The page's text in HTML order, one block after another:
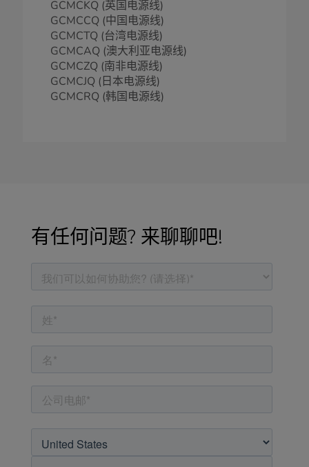
GCMCKQ (英国电源线)
GCMCCQ (中国电源线)
GCMCTQ (台湾电源线)
GCMCAQ (澳大利亚电源线)
GCMCZQ (南非电源线)
GCMCJQ (日本电源线)
GCMCRQ (韩国电源线)
有任何问题? 来聊聊吧!